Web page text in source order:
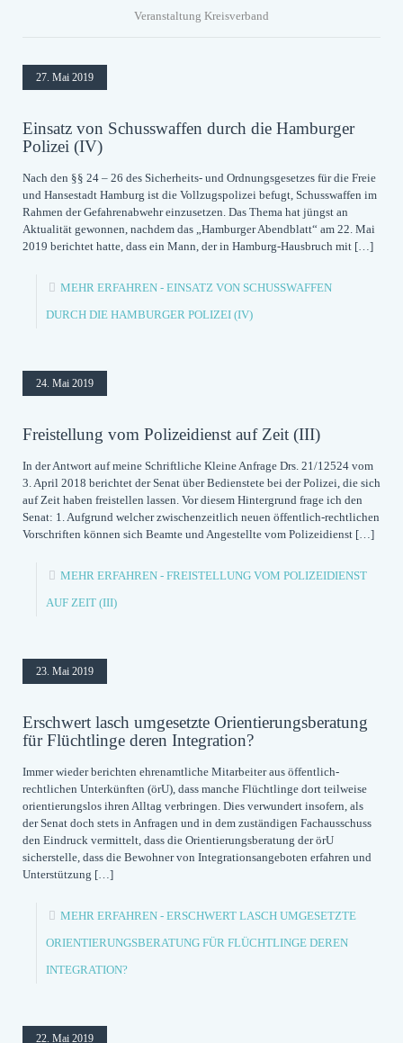
Veranstaltung Kreisverband
27. Mai 2019
Einsatz von Schusswaffen durch die Hamburger
Polizei (IV)
Nach den §§ 24 – 26 des Sicherheits- und Ordnungsgesetzes für die Freie
und Hansestadt Hamburg ist die Vollzugspolizei befugt, Schusswaffen im
Rahmen der Gefahrenabwehr einzusetzen. Das Thema hat jüngst an
Aktualität gewonnen, nachdem das „Hamburger Abendblatt“ am 22. Mai
2019 berichtet hatte, dass ein Mann, der in Hamburg-Hausbruch mit […]
MEHR ERFAHREN - EINSATZ VON SCHUSSWAFFEN
DURCH DIE HAMBURGER POLIZEI (IV)
24. Mai 2019
Freistellung vom Polizeidienst auf Zeit (III)
In der Antwort auf meine Schriftliche Kleine Anfrage Drs. 21/12524 vom
3. April 2018 berichtet der Senat über Bedienstete bei der Polizei, die sich
auf Zeit haben freistellen lassen. Vor diesem Hintergrund frage ich den
Senat: 1. Aufgrund welcher zwischenzeitlich neuen öffentlich-rechtlichen
Vorschriften können sich Beamte und Angestellte vom Polizeidienst […]
MEHR ERFAHREN - FREISTELLUNG VOM POLIZEIDIENST
AUF ZEIT (III)
23. Mai 2019
Erschwert lasch umgesetzte Orientierungsberatung
für Flüchtlinge deren Integration?
Immer wieder berichten ehrenamtliche Mitarbeiter aus öffentlich-
rechtlichen Unterkünften (örU), dass manche Flüchtlinge dort teilweise
orientierungslos ihren Alltag verbringen. Dies verwundert insofern, als
der Senat doch stets in Anfragen und in dem zuständigen Fachausschuss
den Eindruck vermittelt, dass die Orientierungsberatung der örU
sicherstelle, dass die Bewohner von Integrationsangeboten erfahren und
Unterstützung […]
MEHR ERFAHREN - ERSCHWERT LASCH UMGESETZTE
ORIENTIERUNGSBERATUNG FÜR FLÜCHTLINGE DEREN
INTEGRATION?
22. Mai 2019